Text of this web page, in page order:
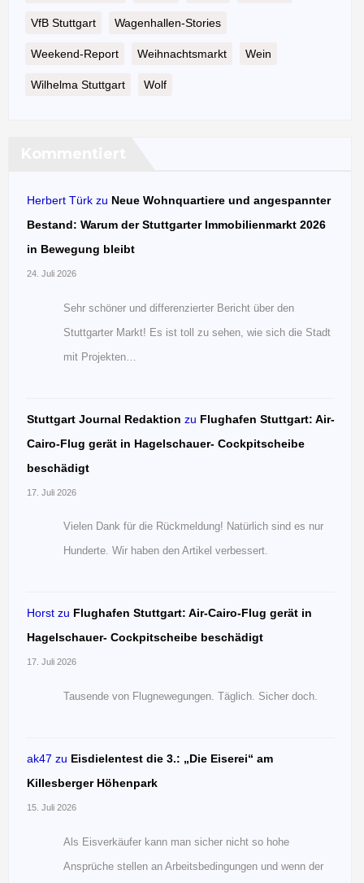
VfB Stuttgart Wagenhallen-Stories
Weekend-Report Weihnachtsmarkt Wein
Wilhelma Stuttgart Wolf
Herbert Türk zu Neue Wohnquartiere und angespannter
Bestand: Warum der Stuttgarter Immobilienmarkt 2026
in Bewegung bleibt
24. Juli 2026
Sehr schöner und differenzierter Bericht über den
Stuttgarter Markt! Es ist toll zu sehen, wie sich die Stadt
mit Projekten…
Stuttgart Journal Redaktion zu Flughafen Stuttgart: Air-
Cairo-Flug gerät in Hagelschauer- Cockpitscheibe
beschädigt
17. Juli 2026
Vielen Dank für die Rückmeldung! Natürlich sind es nur
Hunderte. Wir haben den Artikel verbessert.
Horst zu Flughafen Stuttgart: Air-Cairo-Flug gerät in
Hagelschauer- Cockpitscheibe beschädigt
17. Juli 2026
Tausende von Flugnewegungen. Täglich. Sicher doch.
ak47 zu Eisdielentest die 3.: „Die Eiserei“ am
Killesberger Höhenpark
15. Juli 2026
Als Eisverkäufer kann man sicher nicht so hohe
Ansprüche stellen an Arbeitsbedingungen und wenn der